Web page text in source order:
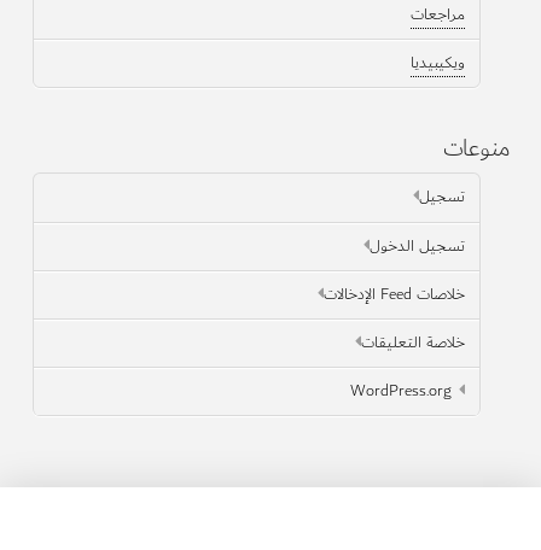
مراجعات
ويكيبيديا
منوعات
تسجيل
تسجيل الدخول
خلاصات Feed الإدخالات
خلاصة التعليقات
WordPress.org